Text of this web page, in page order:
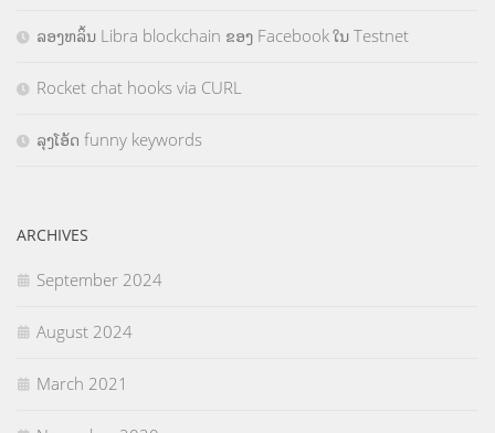
ລອງຫລິ້ນ Libra blockchain ຂອງ Facebook ໃນ Testnet
Rocket chat hooks via CURL
ລຸງໂອ້ດ funny keywords
ARCHIVES
September 2024
August 2024
March 2021